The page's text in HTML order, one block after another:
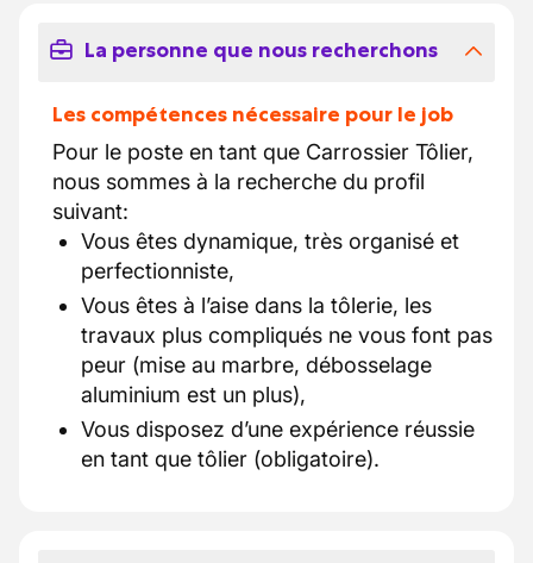
La personne que nous recherchons
Les compétences nécessaire pour le job
Pour le poste en tant que Carrossier Tôlier,
nous sommes à la recherche du profil
suivant:
Vous êtes dynamique, très organisé et
perfectionniste,
Vous êtes à l’aise dans la tôlerie, les
travaux plus compliqués ne vous font pas
peur (mise au marbre, débosselage
aluminium est un plus),
Vous disposez d’une expérience réussie
en tant que tôlier (obligatoire).